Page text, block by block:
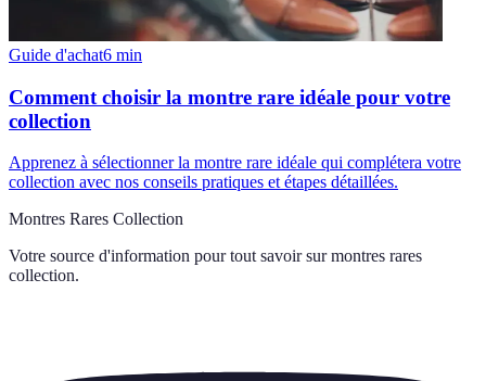
Guide d'achat6 min
Comment choisir la montre rare idéale pour votre
collection
Apprenez à sélectionner la montre rare idéale qui complétera votre
collection avec nos conseils pratiques et étapes détaillées.
Montres Rares Collection
Votre source d'information pour tout savoir sur montres rares
collection.